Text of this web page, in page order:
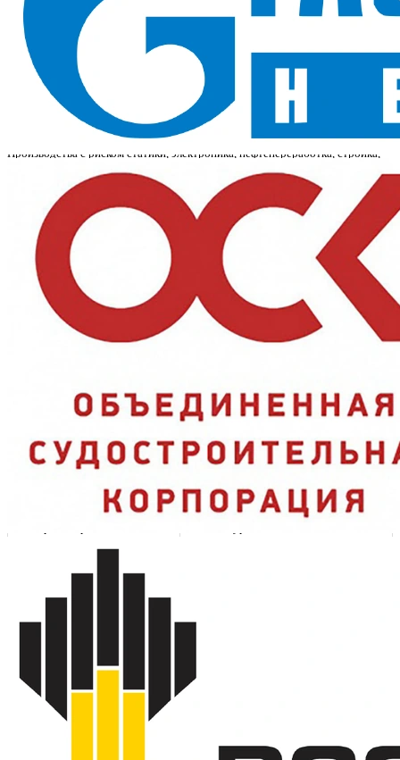
Сапоги КП ПУ/Нитрил (арт.762РНМ-1)— зимние рабочие сапоги на
шерстяном меху с антистатическими свойствами и водозащитой. Класс Эс
отводит статические заряды, класс В защищает от воды, класс тепла Тн20
держит ноги в тепле до −20 °C, а композитный подносок Мун200 закрывает
носок от ударов.
Назначение и сферы применения
Производства с риском статики, электроника, нефтепереработка, стройка,
склады, ЖКХ. Подходит для зимних работ во влажной среде и в зонах, где
нужен отвод статического электричества, при контакте с нефтяными
маслами.
Ключевые преимущества
Антистатика:
класс Эс отводит электростатические заряды — для
электроники и взрывоопасных зон;
Водозащита:
класс В — сапоги не пропускают воду и растворы
нетоксичных веществ;
Устойчивость на скользком: класс Сж — не скользит по зажиренному
Характеристики
Сапоги зимние
Заключение Минпромторга
762РНМ-1